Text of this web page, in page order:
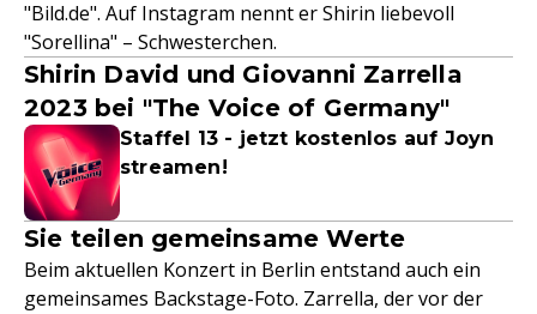
"Bild.de". Auf Instagram nennt er Shirin liebevoll
"Sorellina" – Schwesterchen.
Shirin David und Giovanni Zarrella
2023 bei "The Voice of Germany"
Staffel 13 - jetzt kostenlos auf Joyn
streamen!
Sie teilen gemeinsame Werte
Beim aktuellen Konzert in Berlin entstand auch ein
gemeinsames Backstage-Foto. Zarrella, der vor der